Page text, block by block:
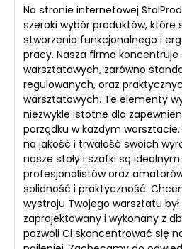
Na stronie internetowej
szeroki wybór produktów, które
stworzenia funkcjonalnego i
pracy. Nasza firma koncentruje
warsztatowych, zarówno
regulowanych, oraz
warsztatowych. Te elementy
niezwykle istotne dla
porządku w każdym
na jakość i trwałość swoich
nasze stoły i szafki są
profesjonalistów oraz
solidność i praktyczność.
wystroju Twojego warsztatu
zaprojektowany i wykonany z
pozwoli Ci skoncentrować się